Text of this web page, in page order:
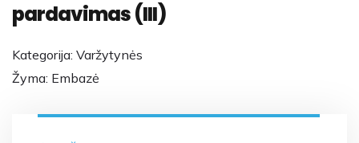
pardavimas (III)
Kategorija: Varžytynės
Žyma: Embazė